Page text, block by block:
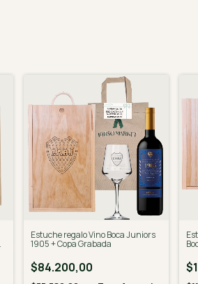
Estuche regalo Vino Boca Juniors
1905 + Copa Grabada
$84.200,00